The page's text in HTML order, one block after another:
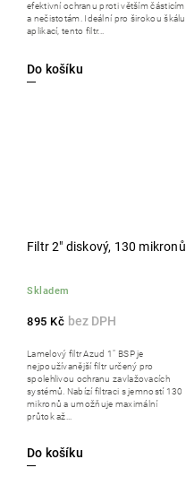
Do košíku
efektivní ochranu proti větším částicím
a nečistotám. Ideální pro širokou škálu
aplikací, tento filtr...
Filtr 2" diskový, 130 mikronů
Skladem
895 Kč
Do košíku
Lamelový filtr Azud 1" BSP je
nejpoužívanější filtr určený pro
spolehlivou ochranu zavlažovacích
systémů. Nabízí filtraci s jemností 130
mikronů a umožňuje maximální
průtok až...